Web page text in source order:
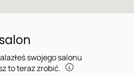
swojego salonu
to teraz zrobić.